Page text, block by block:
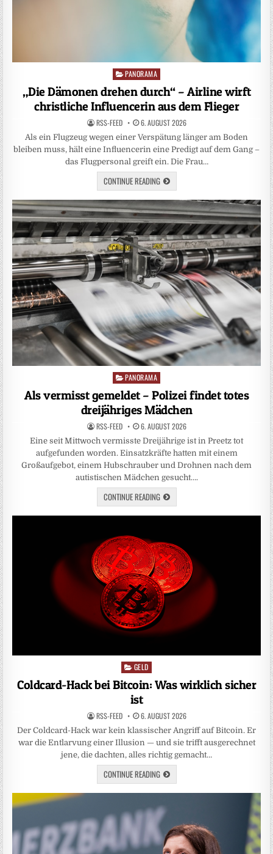
Posted
in
PANORAMA
„Die Dämonen drehen durch“ – Airline wirft
christliche Influencerin aus dem Flieger
RSS-FEED 6. AUGUST 2026
Als ein Flugzeug wegen einer Verspätung länger am Boden
bleiben muss, hält eine Influencerin eine Predigt auf dem Gang –
das Flugpersonal greift ein. Die Frau…
CONTINUE READING
Posted
PANORAMA
Als vermisst gemeldet – Polizei findet totes
dreijähriges Mädchen
RSS-FEED 6. AUGUST 2026
Eine seit Mittwoch vermisste Dreijährige ist in Preetz tot
aufgefunden worden. Einsatzkräfte hatten mit einem
Großaufgebot, einem Hubschrauber und Drohnen nach dem
autistischen Mädchen gesucht….
CONTINUE READING
Posted
in
GELD
Coldcard-Hack bei Bitcoin: Was wirklich sicher
ist
RSS-FEED 6. AUGUST 2026
Der Coldcard-Hack war kein klassischer Angriff auf Bitcoin. Er
war die Entlarvung einer Illusion — und sie trifft ausgerechnet
jene, die dachten, alles richtig gemacht…
CONTINUE READING